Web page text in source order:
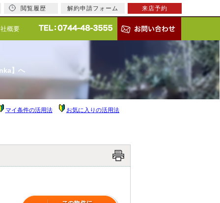
概要
】へ
マイ条件の活用法 お気に入りの活用法
閲覧履歴 解約申請フォーム 来店予約